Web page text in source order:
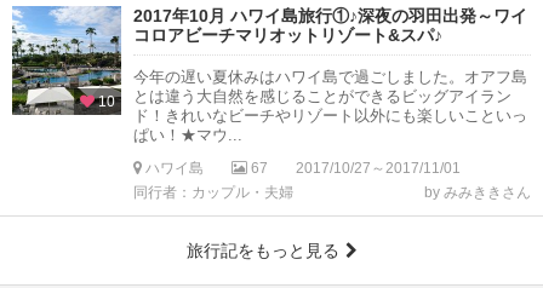
10
2017年10月 ハワイ島旅行①♪深夜の羽田出発～ワイ
コロアビーチマリオットリゾート&スパ♪
今年の遅い夏休みはハワイ島で過ごしました。オアフ島
とは違う大自然を感じることができるビッグアイラン
ド！きれいなビーチやリゾート以外にも楽しいこといっ
ぱい！★マウ...
ハワイ島 67
2017/10/27～2017/11/01
同行者：カップル・夫婦
by みみききさん
旅行記をもっと見る